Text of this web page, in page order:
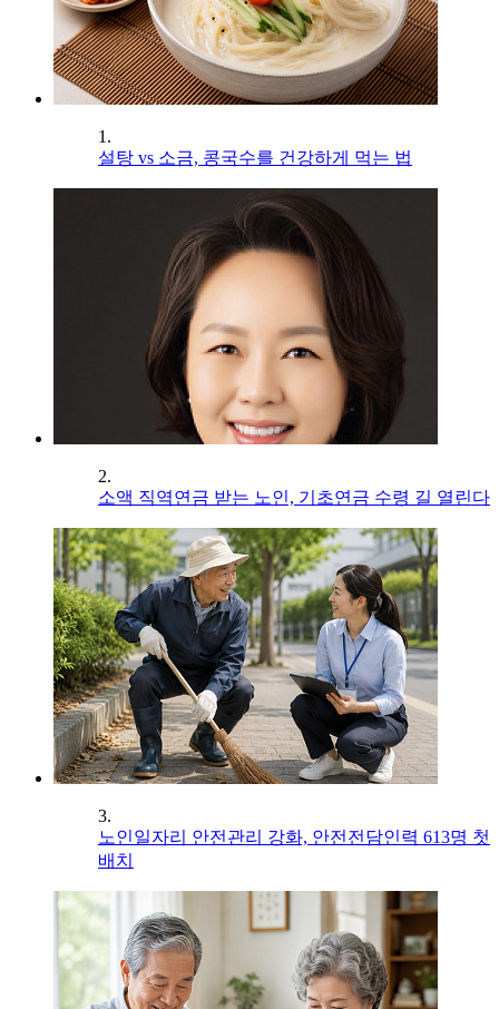
1.
설탕 vs 소금, 콩국수를 건강하게 먹는 법
2.
소액 직역연금 받는 노인, 기초연금 수령 길 열린다
3.
노인일자리 안전관리 강화, 안전전담인력 613명 첫
배치